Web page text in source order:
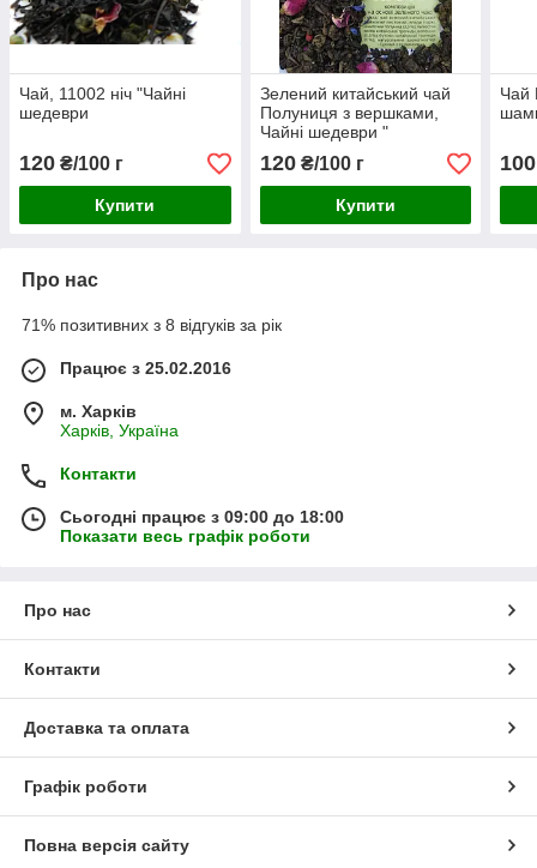
Чай, 11002 ніч "Чайні
шедеври
120 ₴/100 г
Купити
Зелений китайський чай
Полуниця з вершками,
Чайні шедеври "
120₴/100 г
Купити
Чай
100
Про нас
71% позитивних з 8 відгуків за рік
Працює з 25.02.2016
м. Харків
Харків, Україна
Контакти
Сьогодні працює з 09:00 до 18:00
Показати весь графік роботи
Про нас
Контакти
Доставка та оплата
Графік роботи
Повна версія сайту